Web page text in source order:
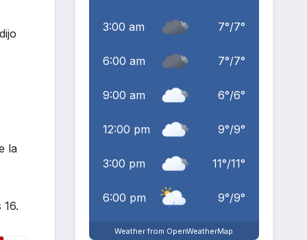
la
3:00 am 7°/7°
6:00 am 7°/7°
9:00 am 6°/6°
12:00 pm 9°/9°
3:00 pm 11°/11°
6:00 pm 9°/9°
Weather from OpenWeatherMap